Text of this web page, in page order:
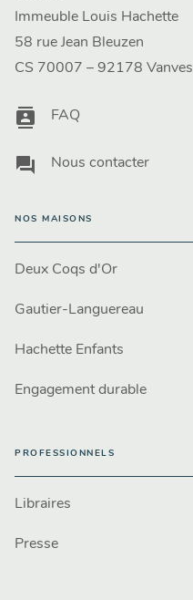
Immeuble Louis Hachette
58 rue Jean Bleuzen
CS 70007 – 92178 Vanves
contacts FAQ
question_answer Nous contacter
NOS MAISONS
Deux Coqs d'Or
Gautier-Languereau
Hachette Enfants
Engagement durable
PROFESSIONNELS
Libraires
Presse